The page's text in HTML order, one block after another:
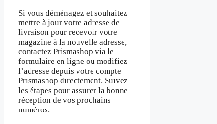
Si vous déménagez et souhaitez
mettre à jour votre adresse de
livraison pour recevoir votre
magazine à la nouvelle adresse,
contactez Prismashop via le
formulaire en ligne ou modifiez
l’adresse depuis votre compte
Prismashop directement. Suivez
les étapes pour assurer la bonne
réception de vos prochains
numéros.